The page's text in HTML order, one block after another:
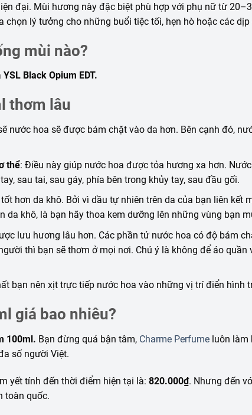
đại. Mùi hương này đặc biệt phù hợp với phụ nữ từ
lý tưởng cho những buổi tiệc tối, hẹn hò hoặc các dịp
mùi nào?
YSL Black Opium EDT.
thơm lâu
nước hoa sẽ được bám chặt vào da hơn. Bên cạnh đó,
thể: Điều này giúp nước hoa được tỏa hương xa hơn.
sau tai, sau gáy, phía bên trong khủy tay, sau đầu gối.
hơn da khô. Bởi vì dầu tự nhiên trên da của bạn liên kết
da khô, là bạn hãy thoa kem dưỡng lên những vùng bạn
lưu hương lâu hơn. Các phần tử nước hoa cóđộ bám
thì bạn sẽ thơm ở mọi nơi. Chú ý là không để áo quần
bạn nên xịt trực tiếp nước hoa vào những vị trí điển hình
giá bao nhiêu?
100ml. Bạn đừng quá bận tâm, Charme Perfume luôn làm
số người Việt.
yết tính đến thời điểm hiện tại là: 820.000₫. Nhưng đến
toàn quốc.